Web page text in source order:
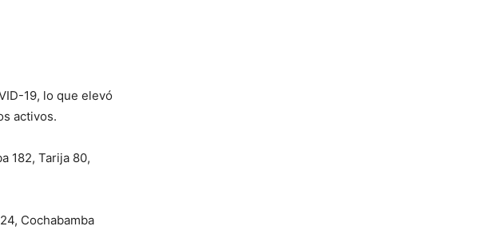
19, lo que elevó
activos.
182, Tarija 80,
Cochabamba